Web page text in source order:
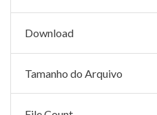
Download
Tamanho do Arquivo